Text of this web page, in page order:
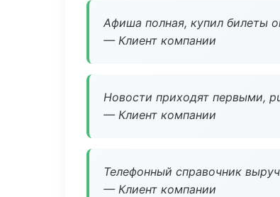
Афиша полная, купил билеты
— Клиент компании
Новости приходят первыми,
— Клиент компании
Телефонный справочник
— Клиент компании